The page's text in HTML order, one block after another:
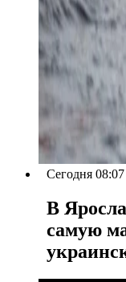
Сегодня 08:07
В
самую